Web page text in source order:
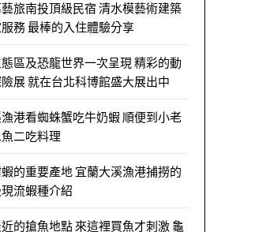
旅南投頂級民宿 清水模藝術建築
務 最棒的入住體驗分享
區及恐龍世界一次呈現 精彩的動
展 就在台北科博館盛大展出中
港看蜘蛛蟹吃牛奶蝦 順便到小老
二吃料理
的重要產地 宜蘭大溪漁港捕撈的
流蝦種介紹
的搶魚地點 來這裡買魚才刺激 龜